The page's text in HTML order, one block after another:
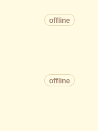
offline
offline